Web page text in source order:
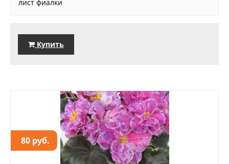
лист фиалки
Купить
80 руб.